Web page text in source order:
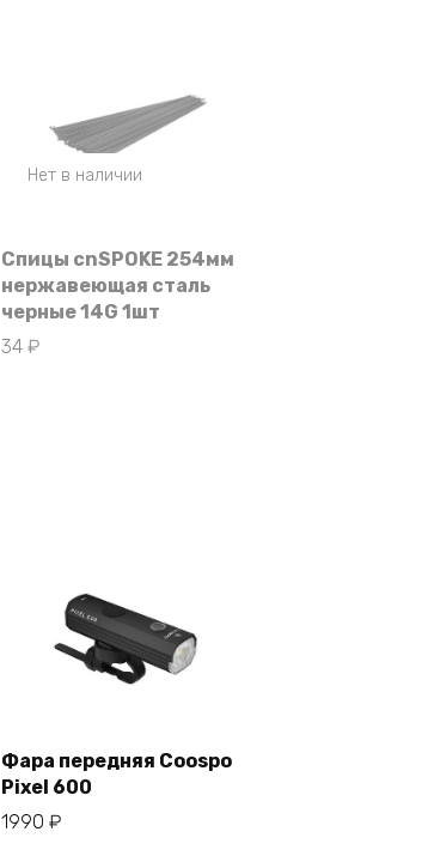
Нет в наличии
Спицы cnSPOKE 254мм
нержавеющая сталь
черные 14G 1шт
34 ₽
Фара передняя Coospo
Pixel 600
1990 ₽